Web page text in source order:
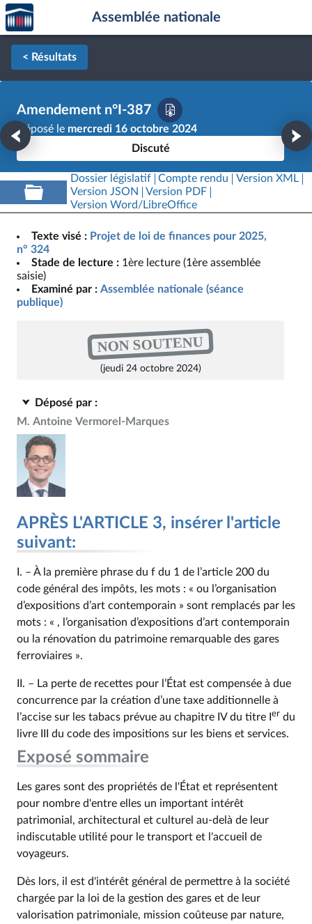
Aller au contenu
Aller en bas de la page
Accèder
à la
page
d'accueil
Assemblée nationale
< Résultats
Amendement n°I-387
Déposé le mercredi 16 octobre 2024
Discuté
Dossier législatif Compte rendu
Version XML
Version JSON
Version PDF
Version Word/LibreOffice
Texte visé : Projet de loi de finances pour 2025,
n° 324
Stade de lecture : 1ère lecture (1ère assemblée
saisie)
Examiné par : Assemblée nationale (séance
publique)
NON SOUTENU
(jeudi 24 octobre 2024)
Déposé par :
M. Antoine Vermorel-Marques
APRÈS L'ARTICLE 3, insérer l'article
suivant:
I. – À la première phrase du f du 1 de l’article 200 du
code général des impôts, les mots : « ou l’organisation
d’expositions d’art contemporain » sont remplacés par les
mots : « , l’organisation d’expositions d’art contemporain
ou la rénovation du patrimoine remarquable des gares
ferroviaires ».
II. – La perte de recettes pour l’État est compensée à due
concurrence par la création d’une taxe additionnelle à
l’accise sur les tabacs prévue au chapitre IV du titre I er du
livre III du code des impositions sur les biens et services.
Exposé sommaire
Les gares sont des propriétés de l'État et représentent
pour nombre d'entre elles un important intérêt
patrimonial, architectural et culturel au-delà de leur
indiscutable utilité pour le transport et l'accueil de
voyageurs.
Dès lors, il est d'intérêt général de permettre à la société
chargée par la loi de la gestion des gares et de leur
valorisation patrimoniale, mission coûteuse par nature,